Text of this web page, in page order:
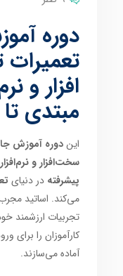
دوره
افزار و
مبتدی
ایندوره آموزش
سخت‌افزار و
پیشرفته در دنیای
می‌کند. اساتید مجرب
تجربیات ارزشمند
کارآموزان را برای
آماده می‌سازند.